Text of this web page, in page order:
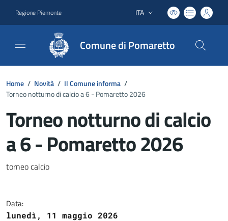
Regione Piemonte Lingua attiva:
ITA
Comune di Pomaretto
Home / Novità / Il Comune informa /
Torneo notturno di calcio a 6 - Pomaretto 2026
Torneo notturno di calcio
a 6 - Pomaretto 2026
Dettagli del documento
torneo calcio
Data:
lunedì, 11 maggio 2026